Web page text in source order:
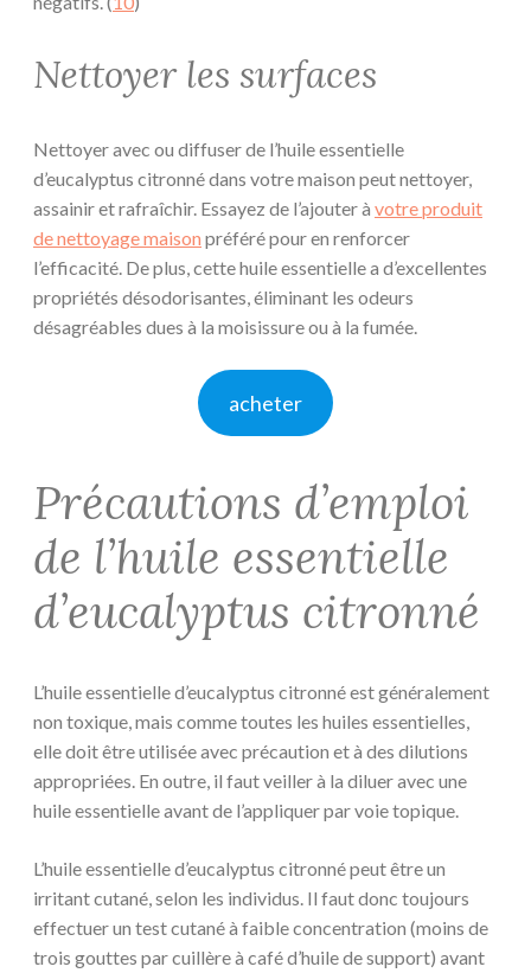
Nettoyer les surfaces
Nettoyer avec ou diffuser de l’huile essentielle
d’eucalyptus citronné dans votre maison peut nettoyer,
assainir et rafraîchir. Essayez de l’ajouter à votre produit
de nettoyage maison préféré pour en renforcer
l’efficacité. De plus, cette huile essentielle a d’excellentes
propriétés désodorisantes, éliminant les odeurs
désagréables dues à la moisissure ou à la fumée.
acheter
Précautions d’emploi
de l’huile essentielle
d’eucalyptus citronné
L’huile essentielle d’eucalyptus citronné est généralement
non toxique, mais comme toutes les huiles essentielles,
elle doit être utilisée avec précaution et à des dilutions
appropriées. En outre, il faut veiller à la diluer avec une
huile essentielle avant de l’appliquer par voie topique.
L’huile essentielle d’eucalyptus citronné peut être un
irritant cutané, selon les individus. Il faut donc toujours
effectuer un test cutané à faible concentration (moins de
trois gouttes par cuillère à café d’huile de support) avant